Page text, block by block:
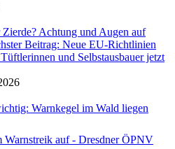
Achtung und Augen auf
Beitrag: Neue EU-Richtlinien
und Selbstausbauer jetzt
Warnkegel im Wald liegen
auf - Dresdner ÖPNV